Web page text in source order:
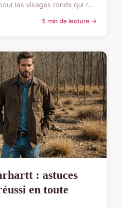
les visages ronds qui r...
5 min de lecture →
: astuces
en toute